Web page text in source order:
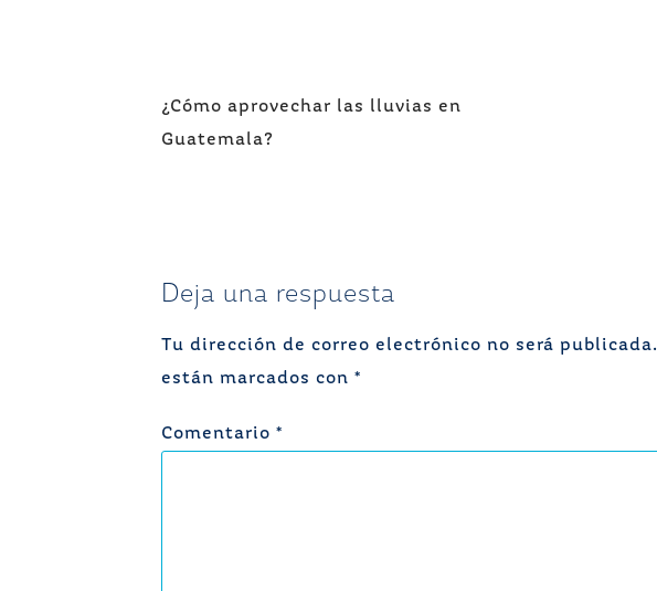
Navegación
de
¿Cómo aprovechar las lluvias en
Guatemala?
Deja una respuesta
Tu dirección de correo electrónico no será publicada.
están marcados con *
Comentario *